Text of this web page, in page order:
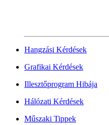
Hangzási Kérdések
Grafikai Kérdések
Illesztőprogram Hibája
Hálózati Kérdések
Műszaki Tippek